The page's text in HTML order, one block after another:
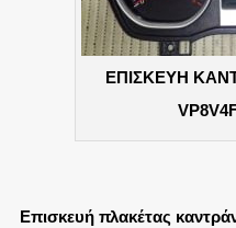
ΕΠΙΣΚΕΥΗ
Επισκευή πλακέτας